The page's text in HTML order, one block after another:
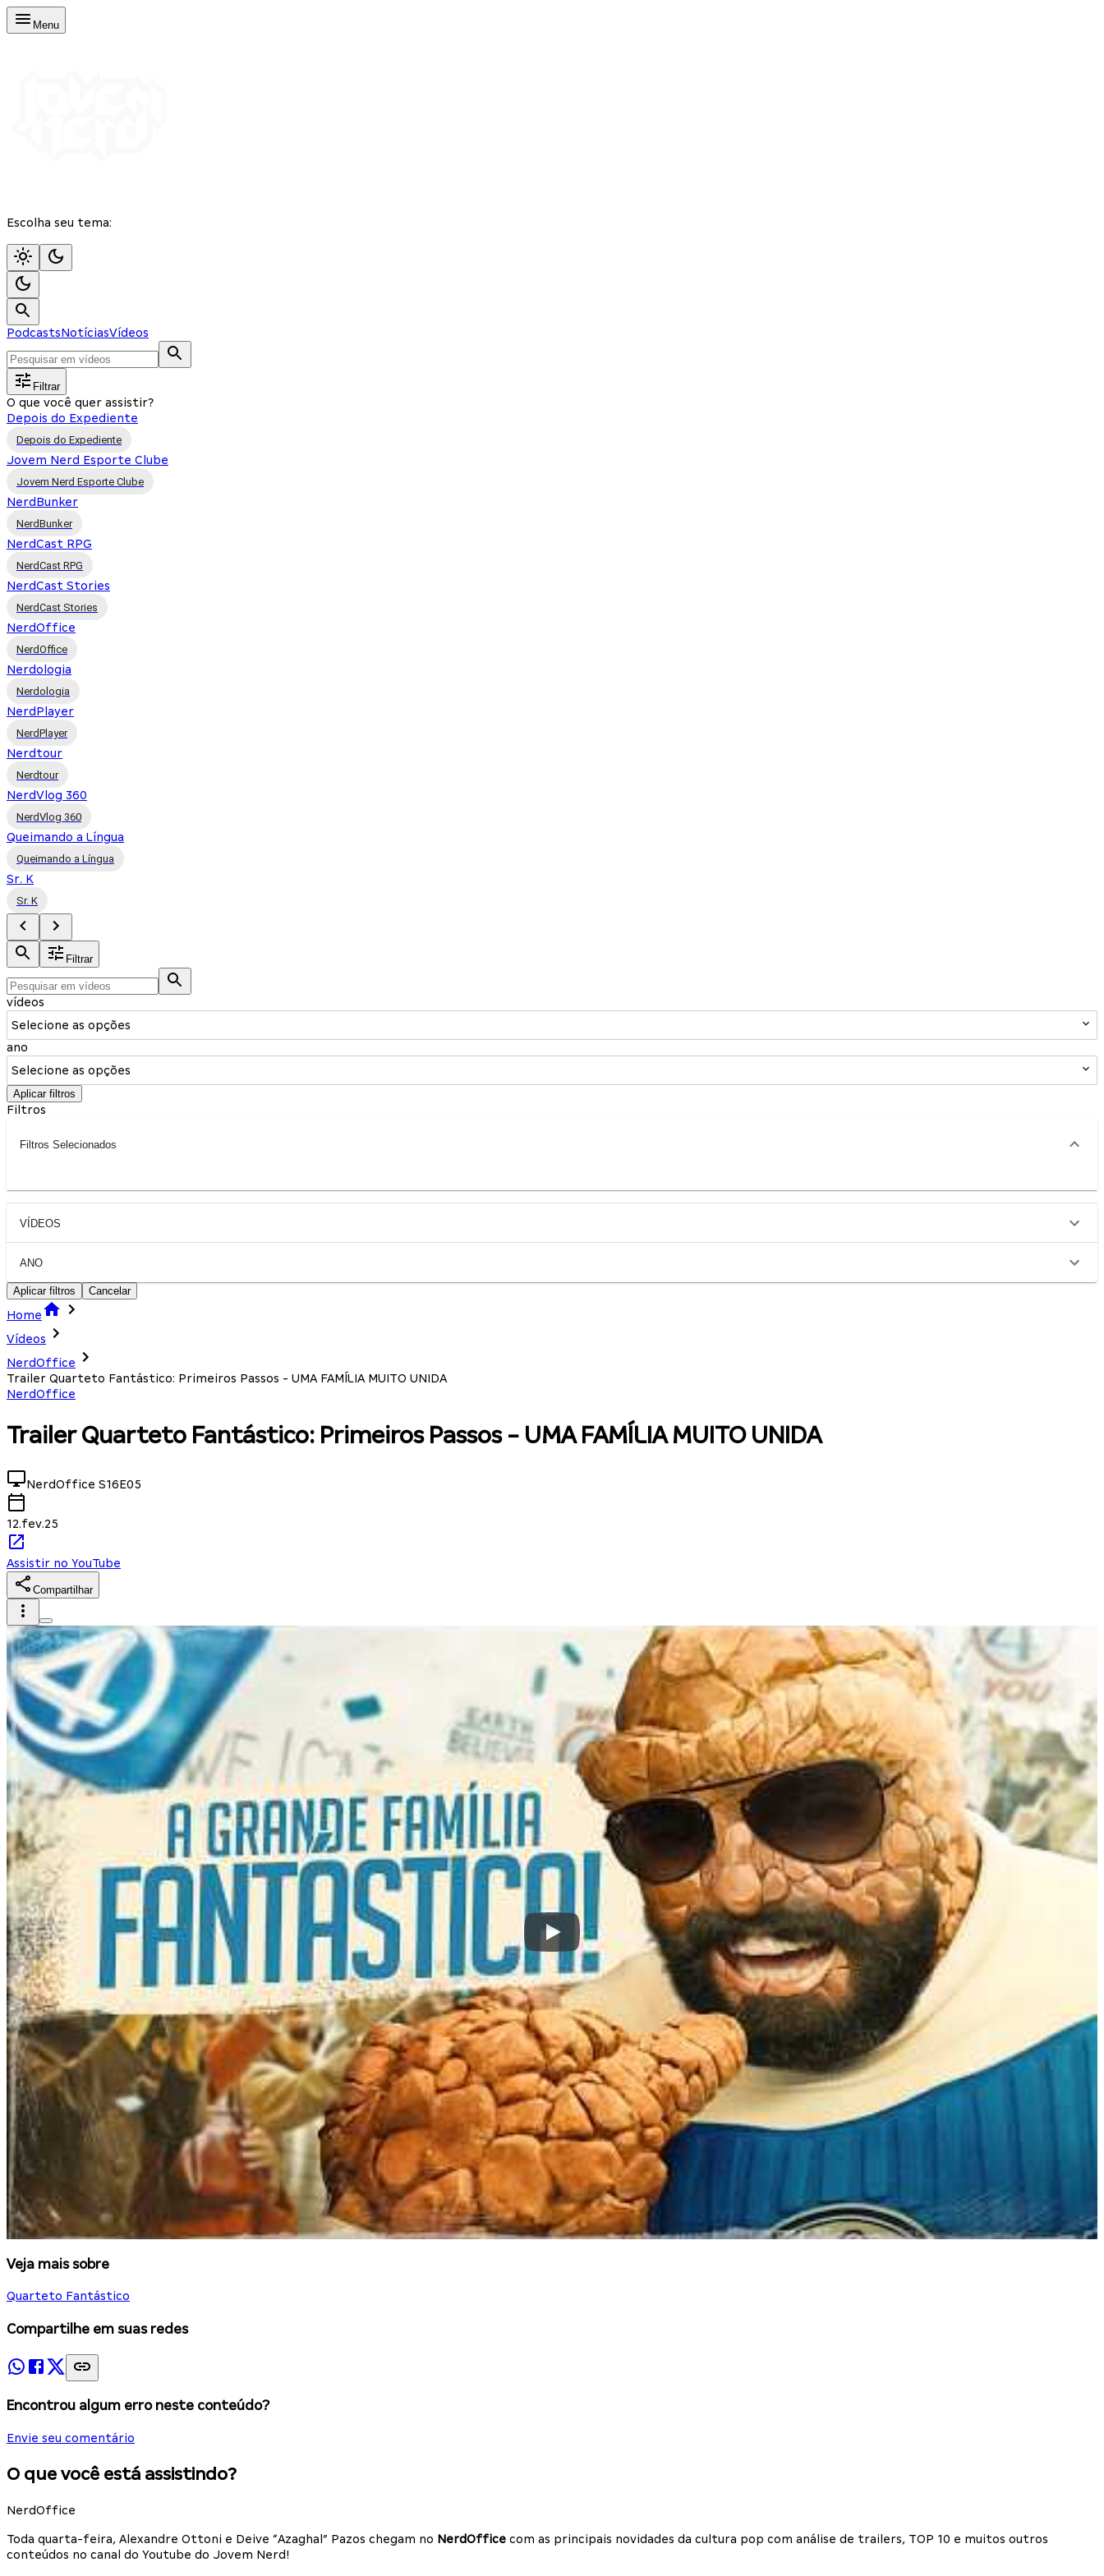
Menu
Escolha seu tema:
PodcastsNotíciasVídeos
Filtrar
O que você quer assistir?
Depois do Expediente
Depois do Expediente
Jovem Nerd Esporte Clube
Jovem Nerd Esporte Clube
NerdBunker
NerdBunker
NerdCast RPG
NerdCast RPG
NerdCast Stories
NerdCast Stories
NerdOffice
NerdOffice
Nerdologia
Nerdologia
NerdPlayer
NerdPlayer
Nerdtour
Nerdtour
NerdVlog 360
NerdVlog 360
Queimando a Língua
Queimando a Língua
Sr. K
Sr. K
Filtrar
vídeos
Selecione as opções
ano
Selecione as opções
Aplicar filtros
Filtros
Filtros Selecionados
VÍDEOS
ANO
Aplicar filtros Cancelar
Home
Vídeos
NerdOffice
Trailer Quarteto Fantástico: Primeiros Passos - UMA FAMÍLIA MUITO UNIDA
NerdOffice
Trailer Quarteto Fantástico: Primeiros Passos - UMA FAMÍLIA MUITO UNIDA
NerdOffice S16E05
12.fev.25
Assistir no YouTube
Compartilhar
Veja mais sobre
Quarteto Fantástico
Compartilhe em suas redes
Encontrou algum erro neste conteúdo?
Envie seu comentário
O que você está assistindo?
NerdOffice
Toda quarta-feira, Alexandre Ottoni e Deive “Azaghal” Pazos chegam no NerdOffice com as principais novidades da cultura pop com análise de trailers, TOP 10 e muitos outros
conteúdos no canal do Youtube do Jovem Nerd!